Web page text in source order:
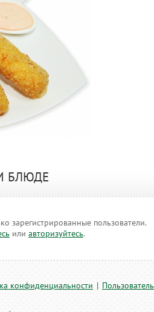
БЛЮДЕ
зарегистрированные пользователи.
или авторизуйтесь.
конфиденциальности |